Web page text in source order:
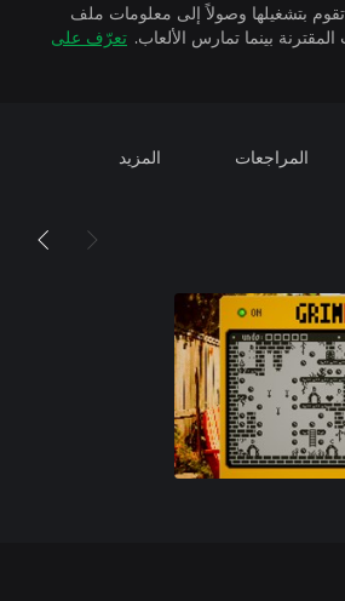
تقوم بتشغيلها وصولاً إلى معلومات ملف
تعرّف على
المراجعات المزيد